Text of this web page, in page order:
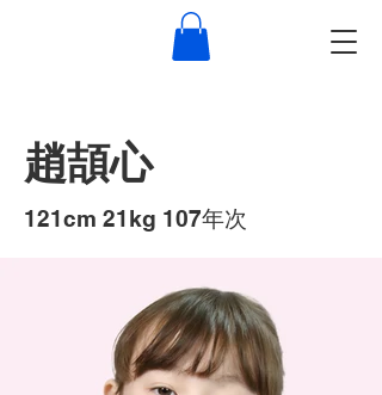
趙頡心
​121cm 21kg 107年次